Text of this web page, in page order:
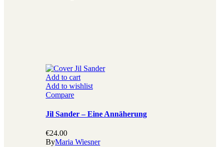
Add to cart
Add to wishlist
Compare
Jil Sander – Eine Annäherung
€24.00
ByMaria Wiesner